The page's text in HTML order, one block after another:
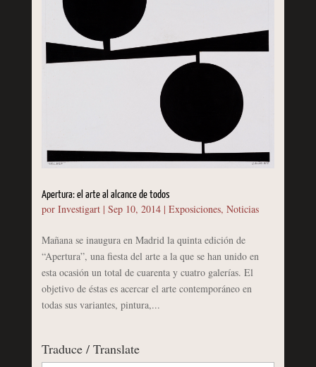
Apertura: el arte al alcance de todos
por Investigart| Sep 10, 2014| Exposiciones, Noticias
Mañana se inaugura en Madrid la quinta edición de
“Apertura”, una fiesta del arte a la que se han unido en
esta ocasión un total de cuarenta y cuatro galerías. El
objetivo de éstas es acercar el arte contemporáneo en
todas sus variantes, pintura,...
Traduce / Translate